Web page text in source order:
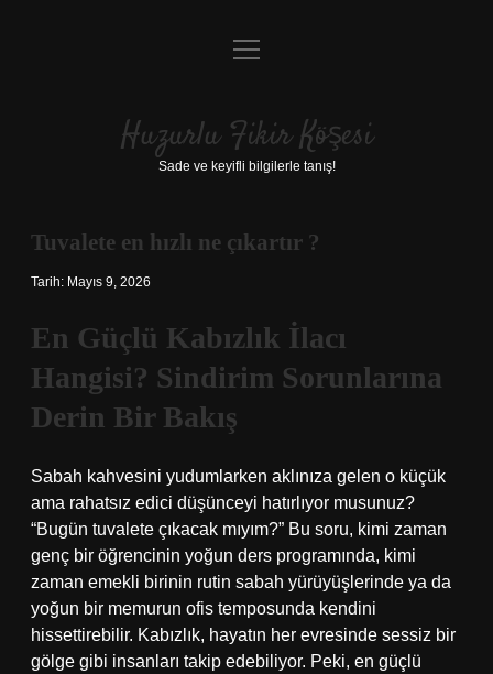
Anasayfa
Yasal Uyarı
menüyü
Huzurlu Fikir Köşesi
Sade ve keyifli bilgilerle tanış!
Tuvalete en hızlı ne çıkartır ?
Tarih: Mayıs 9, 2026
En Güçlü Kabızlık İlacı
Hangisi? Sindirim Sorunlarına
Derin Bir Bakış
Sabah kahvesini yudumlarken aklınıza gelen o küçük
ama rahatsız edici düşünceyi hatırlıyor musunuz?
“Bugün tuvalete çıkacak mıyım?” Bu soru, kimi zaman
genç bir öğrencinin yoğun ders programında, kimi
zaman emekli birinin rutin sabah yürüyüşlerinde ya da
yoğun bir memurun ofis temposunda kendini
hissettirebilir. Kabızlık, hayatın her evresinde sessiz bir
gölge gibi insanları takip edebiliyor. Peki, en güçlü